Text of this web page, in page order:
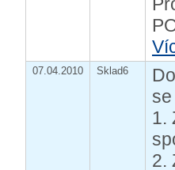
07.04.2010 Sklad6
1.
2.